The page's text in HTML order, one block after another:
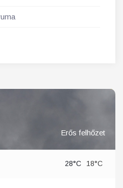
Erős felhőzet
28°C 18°C